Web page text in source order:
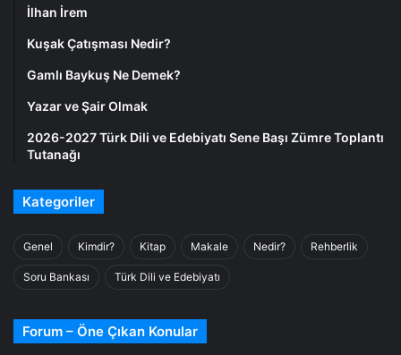
İlhan İrem
Kuşak Çatışması Nedir?
Gamlı Baykuş Ne Demek?
Yazar ve Şair Olmak
2026-2027 Türk Dili ve Edebiyatı Sene Başı Zümre Toplantı
Tutanağı
Kategoriler
Genel Kimdir? Kitap Makale Nedir? Rehberlik
Soru Bankası Türk Dili ve Edebiyatı
Forum – Öne Çıkan Konular